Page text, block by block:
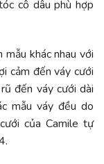
cô dâu phù hợp
khác nhau với
cảm đến váy cưới
đến váy cưới dài
mẫu váy đều do
của Camile tự